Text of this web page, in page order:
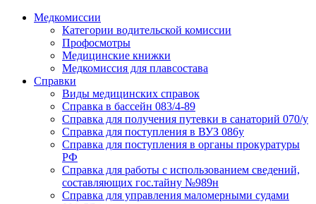
Медкомиссии
Категории водительской комиссии
Профосмотры
Медицинские книжки
Медкомиссия для плавсостава
Справки
Виды медицинских справок
Справка в бассейн 083/4-89
Справка для получения путевки в санаторий 070/у
Справка для поступления в ВУЗ 086у
Справка для поступления в органы прокуратуры
РФ
Справка для работы с использованием сведений,
составляющих гос.тайну №989н
Справка для управления маломерными судами